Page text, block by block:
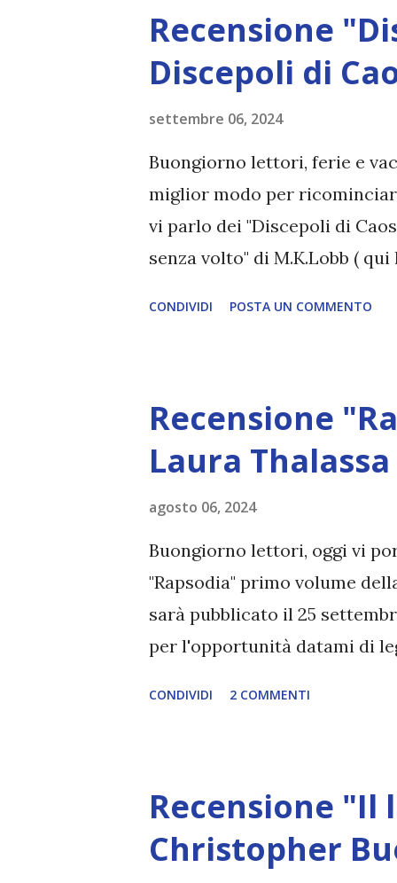
Jasper una vita migliore.
luogo celebre solo per due
Starling, autrice del
scomparsa cent'anni prima
un'antica dimora nascosta
meglio ignorare quella casa
Arthur Starling. Quas...
Recensione
Discepoli di
settembre 06, 2024
Buongiorno lettori, ferie e
miglior modo per
vi parlo dei "Discepoli di
senza volto" di M.K.Lobb (
Pettazzoni "Damian Venturi
ma sospetta che ci sia un
ineluttabili pensieri oscuri
il pieno controllo di sé
vittoriosa. L’assassino di
CONDIVIDI POSTA UN COMMENTO
Recensione
Laura Thalassa
agosto 06, 2024
Buongiorno lettori, oggi vi
"Rapsodia" primo volume
sarà pubblicato il 25
per l'opportunità datami di
passato cupo. Il Mercante di
desiderio e che elargisce
tutti sanno che prima o poi
CONDIVIDI 2 COMMENTI
Recensione
Christopher